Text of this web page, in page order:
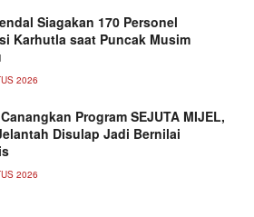
Siagakan 170 Personel
Karhutla saat Puncak Musim
2026
Program SEJUTA MIJEL,
Disulap Jadi Bernilai
2026